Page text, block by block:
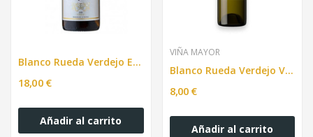
Blanco Rueda Verdejo EMINA, 750ml
18,00 €
Añadir al carrito
VIÑA MAYOR
Blanco Rueda Verdejo Viña Mayor 750ml
8,00 €
Añadir al carrito